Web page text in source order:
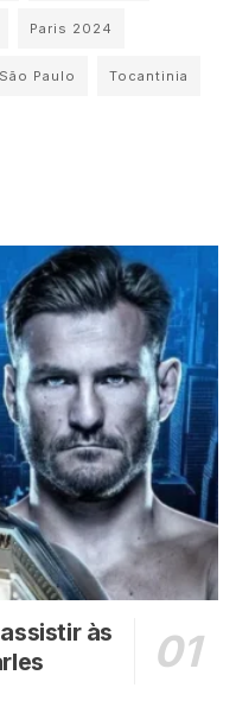
Paris 2024
São Paulo Tocantinia
às